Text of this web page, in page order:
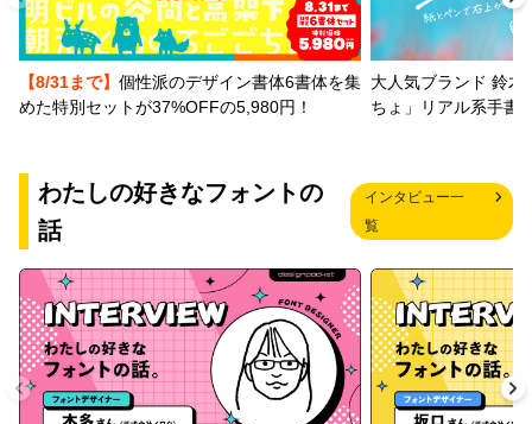
【8/31まで】 個性派のデザイン書体6書体を集
めた特別セットが37%OFFの5,980円！
大人気ブランド 鈴木
ちょ」リアル系手書
わたしの好きなフォントの
話
インタビュー一
覧